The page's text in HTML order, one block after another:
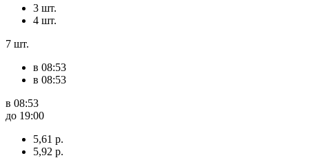
3 шт.
4 шт.
7 шт.
в 08:53
в 08:53
в 08:53
до 19:00
5,61 р.
5,92 р.